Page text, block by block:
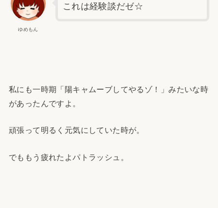
ゆめもん
これは経験談だゼ☆
私にも一時期「陽キャムーブしてやるゾ！」みたいな時
があったんですよ。
頑張って明るく元気にしていた時が。
でももう疲れたよパトラッシュ。